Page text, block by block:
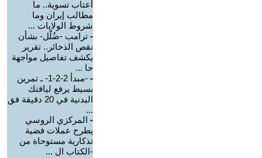
أعتاب تسوية.. ما
مطالب إيران وما
شروط الولايات ...
- ترامب -ضُلّل- بشأن
نقص الذخائر.. تقرير
يكشف تفاصيل مواجهة
حا ...
-
-مبدأ 2-2-1- ـ تمرين
بسيط يرفع لياقتك
البدنية في 20 دقيقة فق
...
- المركزي الروسي
يطرح عملات فضية
تذكارية مستوحاة من
-الكتاب ال ...